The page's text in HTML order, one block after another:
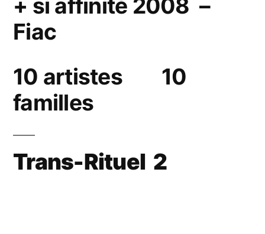
+ si affinité 2008 –
Fiac
10 artistes 10
familles
Trans-Rituel 2